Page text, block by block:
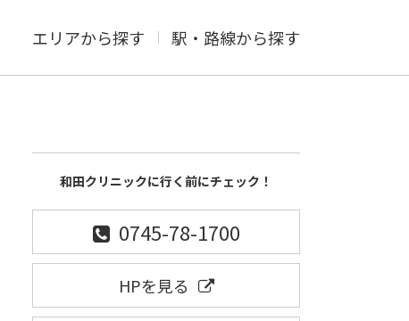
エリアから探す 駅・路線から探す
和田クリニックに行く前にチェック！
0745-78-1700
HPを見る